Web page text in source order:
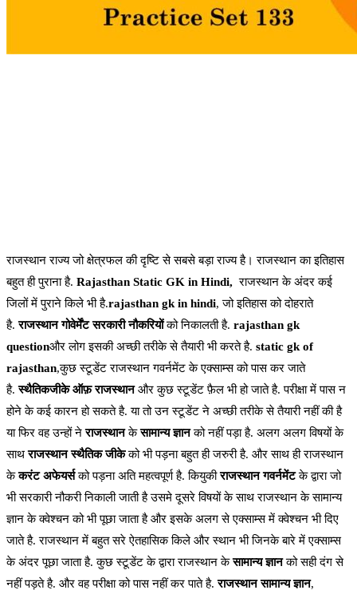
राजस्थान राज्य जो क्षेत्रफल की दृष्टि से सबसे बड़ा राज्य है। राजस्थान का इतिहास
बहुत ही पुराना है. Rajasthan Static GK in Hindi, राजस्थान के अंदर कई
जिलों में पुराने किले भी है.rajasthan gk in hindi, जो इतिहास को दोहराते
है.राजस्थान गोवेर्मेंट सरकारी नौकरियोंको निकालती है. rajasthan gk
questionऔर लोग इसकी अच्छी तरीके से तैयारी भी करते है. static gk of
rajasthan,कुछ स्टूडेंट राजस्थान गवर्नमेंट के एक्साम्स को पास कर जाते
है.स्थैतिकजीके ऑफ़ राजस्थानऔर कुछ स्टूडेंट फ़ैल भी हो जाते है. परीक्षा में पास न
होने के कई कारन हो सकते है. या तो उन स्टूडेंट ने अच्छी तरीके से तैयारी नहीं की है
या फिर वह उन्हों नेराजस्थानकेसामान्य ज्ञानको नहीं पड़ा है. अलग अलग विषयों के
साथराजस्थान स्थैतिक जीकेको भी पड़ना बहुत ही जरुरी है. और साथ ही राजस्थान
केकरंट अफेयर्सको पड़ना अति महत्वपूर्ण है. कियुकीराजस्थान गवर्नमेंटके द्वारा जो
भी सरकारी नौकरी निकाली जाती है उसमे दूसरे विषयों के साथ राजस्थान के सामान्य
ज्ञान के क्वेश्चन को भी पूछा जाता है और इसके अलग से एक्साम्स में क्वेश्चन भी दिए
जाते है. राजस्थान में बहुत सरे ऐतहासिक किले और स्थान भी जिनके बारे में एक्साम्स
के अंदर पूछा जाता है. कुछ स्टूडेंट के द्वारा राजस्थान केसामान्य ज्ञानको सही दंग से
नहीं पड़ते है. और वह परीक्षा को पास नहीं कर पाते है.राजस्थान सामान्य ज्ञान,